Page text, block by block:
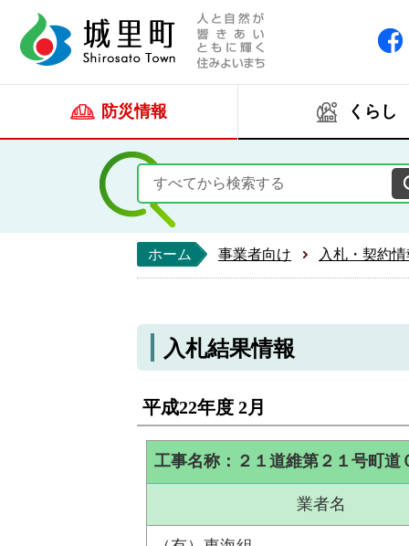
防災情報 くらし
ホーム 事業者向け 入札・契約
入札結果情報
平成22年度 2月
工事名称：２１道維第２１号町道
業者名